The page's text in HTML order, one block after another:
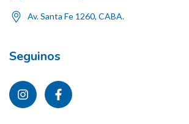
Av. Santa Fe 1260, CABA.
Seguinos